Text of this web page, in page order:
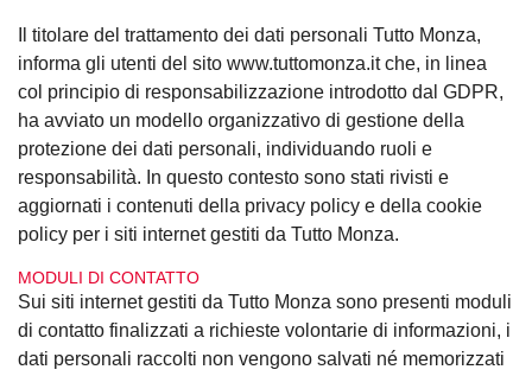
Il titolare del trattamento dei dati personali Tutto Monza,
informa gli utenti del sito www.tuttomonza.it che, in linea
col principio di responsabilizzazione introdotto dal GDPR,
ha avviato un modello organizzativo di gestione della
protezione dei dati personali, individuando ruoli e
responsabilità. In questo contesto sono stati rivisti e
aggiornati i contenuti della privacy policy e della cookie
policy per i siti internet gestiti da Tutto Monza.
MODULI DI CONTATTO
Sui siti internet gestiti da Tutto Monza sono presenti moduli
di contatto finalizzati a richieste volontarie di informazioni, i
dati personali raccolti non vengono salvati né memorizzati